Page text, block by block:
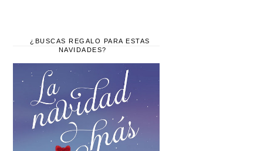
¿BUSCAS REGALO PARA ESTAS
NAVIDADES?